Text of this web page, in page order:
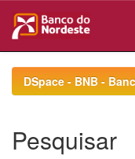
navigationDSpace - BNB -
Pesquisar